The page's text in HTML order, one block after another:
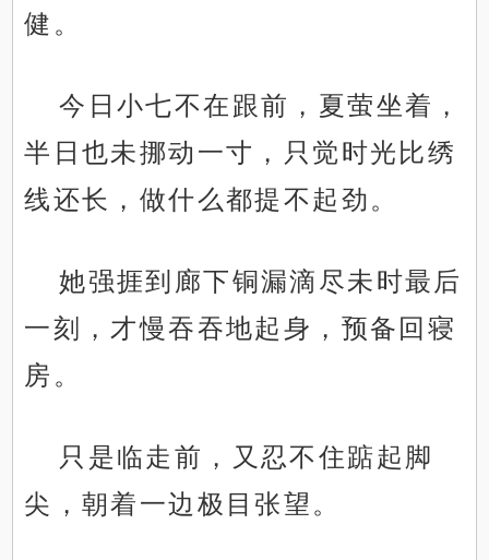
健。
今日小七不在跟前，夏萤坐着，
半日也未挪动一寸，只觉时光比绣
线还长，做什么都提不起劲。
她强捱到廊下铜漏滴尽未时最后
一刻，才慢吞吞地起身，预备回寝
房。
只是临走前，又忍不住踮起脚
尖，朝着一边极目张望。